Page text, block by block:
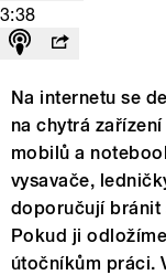
3:38
Na internetu se
na chytrá
mobilů a
vysavače,
doporučují bránit
Pokud ji
útočníkům práci.